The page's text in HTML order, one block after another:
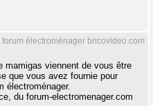
forum électroménager bricovideo.com
mamigas viennent de vous être
que vous avez fournie pour
électroménager.
du forum-electromenager.com